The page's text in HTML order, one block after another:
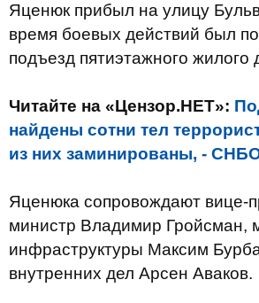
Яценюк прибыл на улицу
время боевых действий был
подъезд пятиэтажного жилого
Читайте на «Цензор.НЕТ»:
найдены сотни тел
из них заминированы, -
Яценюка сопровождают вице-
министр Владимир Гройсман,
инфраструктуры Максим
внутренних дел Арсен Аваков.